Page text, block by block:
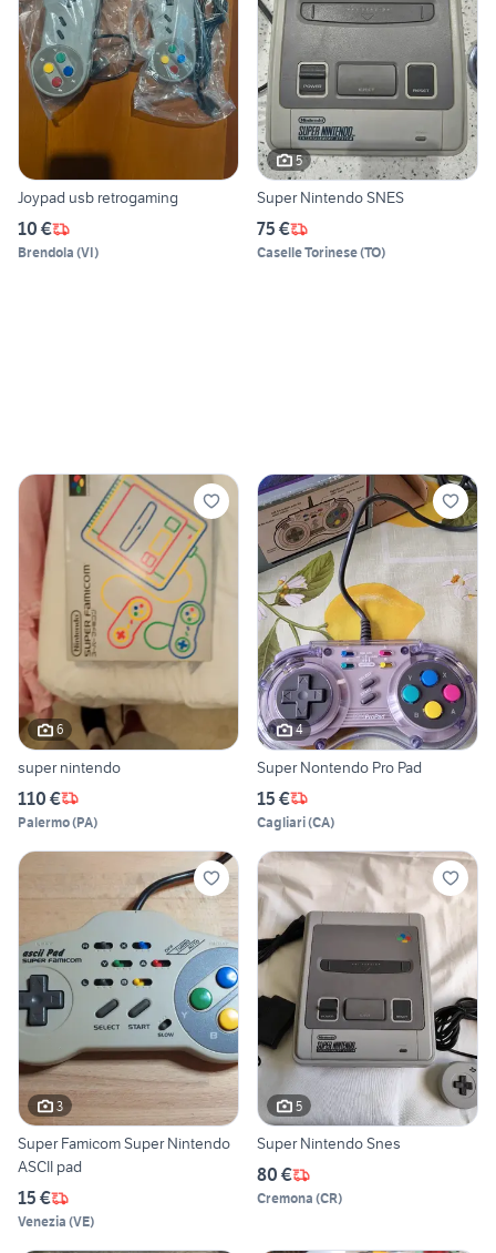
Joypad usb retrogaming
10 €
Brendola (VI)
5
Super Nintendo SNES
75 €
Caselle Torinese(TO)
6
super nintendo
110 €
Palermo(PA)
4
Super Nontendo Pro Pad
15 €
Cagliari(CA)
3
Super Famicom Super Nintendo
ASCII pad
15 €
Venezia (VE)
5
Super Nintendo Snes
80 €
Cremona (CR)